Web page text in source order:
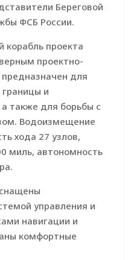
Береговой
ФСБ России.
корабль проекта
проектно-
для
границы и
также для борьбы с
Водоизмещение
хода 27 узлов,
миль, автономность
управления и
навигации и
комфортные